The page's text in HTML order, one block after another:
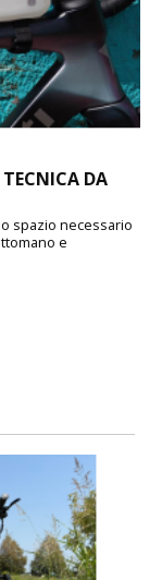
DA
spazio necessario
e